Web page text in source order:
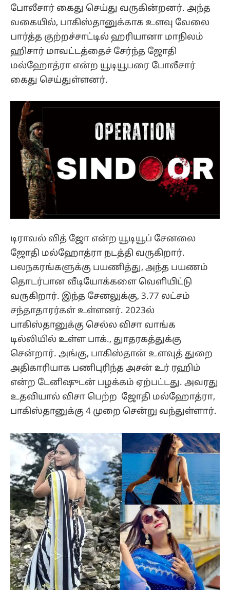
போலீசார் கைது செய்து வருகின்றனர். அந்த
வகையில், பாகிஸ்தானுக்காக உளவு வேலை
பார்த்த குற்றச்சாட்டில் ஹரியானா மாநிலம்
ஹிசார் மாவட்டத்தைச் சேர்ந்த ஜோதி
மல்ஹோத்ரா என்ற யூடியூபரை போலீசார்
கைது செய்துள்ளனர்.
டிராவல் வித் ஜோ என்ற யூடியூப் சேனலை
ஜோதி மல்ஹோத்ரா நடத்தி வருகிறார்.
பலநகரங்களுக்கு பயணித்து, அந்த பயணம்
தொடர்பான வீடியோக்களை வெளியிட்டு
வருகிறார். இந்த சேனலுக்கு, 3.77 லட்சம்
சந்தாதாரர்கள் உள்ளனர். 2023ல்
பாகிஸ்தானுக்கு செல்ல விசா வாங்க
டில்லியில் உள்ள பாக்., துாதரகத்துக்கு
சென்றார். அங்கு, பாகிஸ்தான் உளவுத் துறை
அதிகாரியாக பணிபுரிந்த அசன் உர் ரஹிம்
என்ற டேனிஷுடன் பழக்கம் ஏற்பட்டது. அவரது
உதவியால் விசா பெற்ற ஜோதி மல்ஹோத்ரா,
பாகிஸ்தானுக்கு 4 முறை சென்று வந்துள்ளார்.